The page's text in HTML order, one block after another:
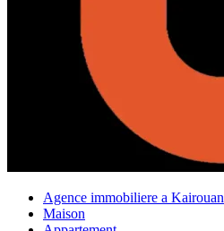
Agence immobiliere a Kairouan
Maison